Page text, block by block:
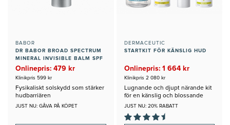
BABOR
DR BABOR BROAD SPECTRUM
MINERAL INVISIBLE BALM SPF
30
Onlinepris: 479 kr
Klinikpris 599 kr
Fysikaliskt solskydd som stärker
hudbarriären
JUST NU: GÅVA PÅ KÖPET
DERMACEUTIC
STARTKIT FÖR KÄNSLIG HUD
Onlinepris: 1 664 kr
Klinikpris 2 080 kr
Lugnande och djupt närande kit
för en känslig och blossande
hud
JUST NU: 20% RABATT